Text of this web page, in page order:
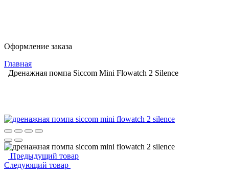
Оформление заказа
Главная
Дренажная помпа Siccom Mini Flowatch 2 Silence
Предыдущий товар
Следующий товар